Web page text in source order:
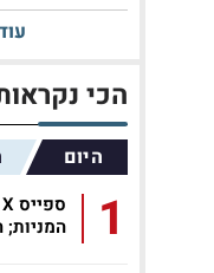
הכי
היום
1